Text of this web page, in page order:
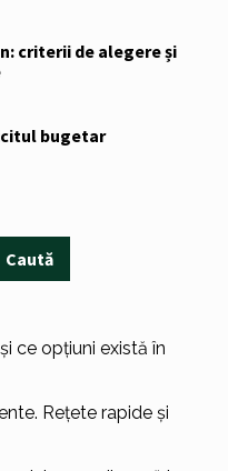
criterii de alegere și
bugetar
Caută
ce opțiuni există în
Rețete rapide și